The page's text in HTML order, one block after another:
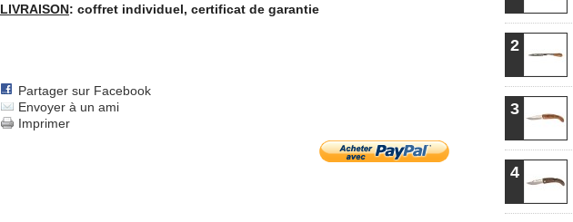
LIVRAISON: coffret individuel, certificat de garantie
Partager sur Facebook
Envoyer à un ami
Imprimer
2
3
4